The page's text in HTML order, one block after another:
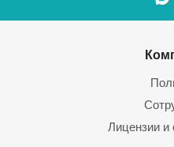
Лицензии и